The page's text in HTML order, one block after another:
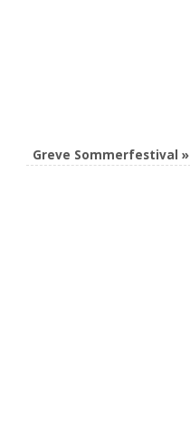
Greve Sommerfestival »